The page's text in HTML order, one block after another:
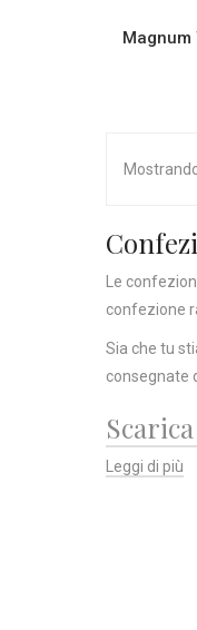
Le
confezione
Sia che tu
consegnate
Leggi di più